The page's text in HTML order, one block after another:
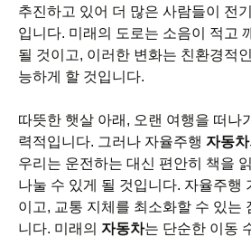
추진하고 있어 더 많은 사람들이 전
입니다. 미래의 도로는 소음이 적고
될 것이고, 이러한 변화는 친환경적
능하게 할 것입니다.
따뜻한 햇살 아래, 오랜 여행을 떠나
력적입니다. 그러나 자율주행 자동차
우리는 운전하는 대신 편안히 책을
나눌 수 있게 될 것입니다. 자율주행
이고, 교통 지체를 최소화할 수 있는
니다. 미래의 자동차는 단순한 이동